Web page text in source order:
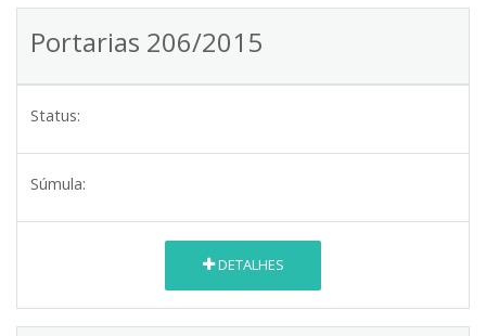
Portarias 206/2015
Status:
Súmula:
DETALHES